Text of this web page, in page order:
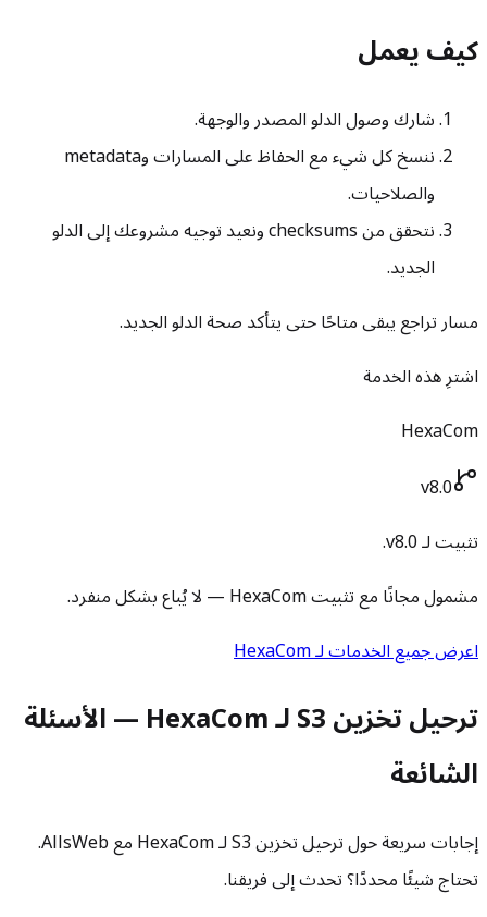
كيف يعمل
شارك وصول الدلو المصدر والوجهة.
ننسخ كل شيء مع الحفاظ على المسارات وmetadata
والصلاحيات.
نتحقق من checksums ونعيد توجيه مشروعك إلى الدلو
الجديد.
مسار تراجع يبقى متاحًا حتى يتأكد صحة الدلو الجديد.
اشترِ هذه الخدمة
HexaCom
v8.0
تثبيت لـ v8.0.
مشمول مجانًا مع تثبيت HexaCom — لا يُباع بشكل منفرد.
اعرض جميع الخدمات لـ HexaCom
ترحيل تخزين S3 لـ HexaCom — الأسئلة
الشائعة
إجابات سريعة حول ترحيل تخزين S3 لـ HexaCom مع AllsWeb.
تحتاج شيئًا محددًا؟ تحدث إلى فريقنا.